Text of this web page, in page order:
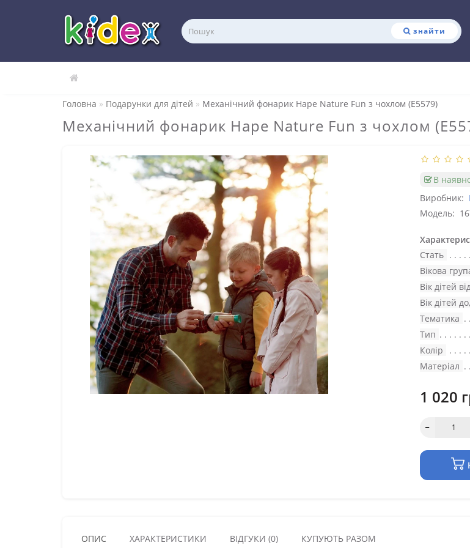
знайти
Головна Подарунки для дітей Механічний фонарик Hape Nature Fun з чохлом (E5579)
Механічний фонарик Hape Nature Fun з чохлом
В
Виробник:
Модель:
Стать
Вікова
Вік дітей
Вік дітей
Тематика
Тип
Колір
Матеріал
1 020
ОПИС ХАРАКТЕРИСТИКИ ВІДГУКИ (0) КУПУЮТЬ РАЗОМ